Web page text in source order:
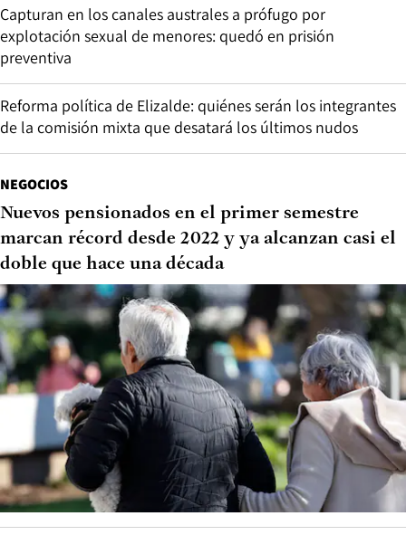
Capturan en los canales australes a prófugo por
explotación sexual de menores: quedó en prisión
preventiva
Reforma política de Elizalde: quiénes serán los integrantes
de la comisión mixta que desatará los últimos nudos
NEGOCIOS
Nuevos pensionados en el primer semestre
marcan récord desde 2022 y ya alcanzan casi el
doble que hace una década